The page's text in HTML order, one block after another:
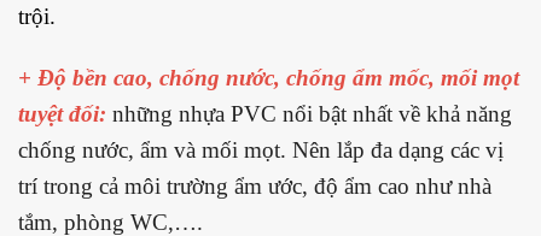
trội.
+ Độ bền cao, chống nước, chống ẩm mốc, mối mọt
tuyệt đối: những nhựa PVC nổi bật nhất về khả năng
chống nước, ẩm và mối mọt. Nên lắp đa dạng các vị
trí trong cả môi trường ẩm ước, độ ẩm cao như nhà
tắm, phòng WC,….